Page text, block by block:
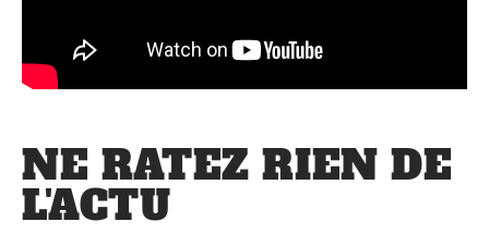
NE RATEZ RIEN DE
L'ACTU